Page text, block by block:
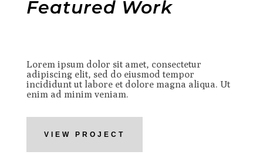
Featured Work
Lorem ipsum dolor sit amet, consectetur
adipiscing elit, sed do eiusmod tempor
incididunt ut labore et dolore magna aliqua. Ut
enim ad minim veniam.
VIEW PROJECT